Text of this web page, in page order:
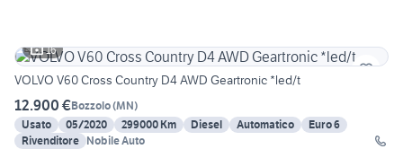
16
VOLVO V60 Cross Country D4 AWD Geartronic *led/t
12.900 €Bozzolo(MN)
Usato
05/2020 299000 Km Diesel Automatico
Euro 6
Rivenditore Nobile Auto